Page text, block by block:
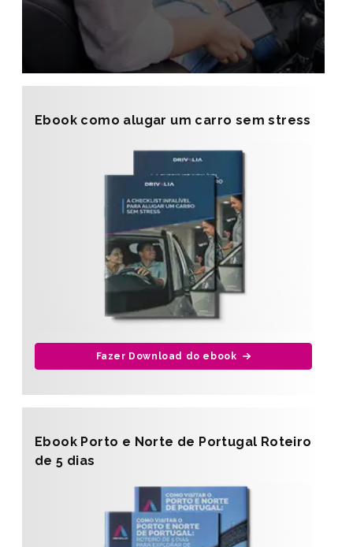
Ebook como alugar um carro sem stress
Fazer Download do ebook
Ebook Porto e Norte de Portugal Roteiro
de 5 dias